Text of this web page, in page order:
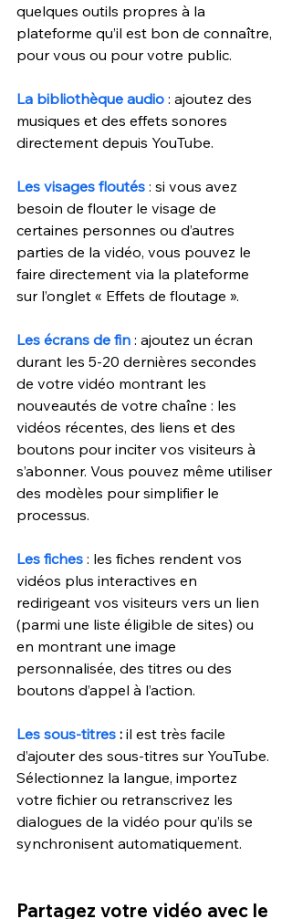
quelques outils propres à la
plateforme qu’il est bon de connaître,
pour vous ou pour votre public.
La bibliothèque audio : ajoutez des
musiques et des effets sonores
directement depuis YouTube.
Les visages floutés : si vous avez
besoin de flouter le visage de
certaines personnes ou d’autres
parties de la vidéo, vous pouvez le
faire directement via la plateforme
sur l’onglet « Effets de floutage ».
Les écrans de fin : ajoutez un écran
durant les 5-20 dernières secondes
de votre vidéo montrant les
nouveautés de votre chaîne : les
vidéos récentes, des liens et des
boutons pour inciter vos visiteurs à
s’abonner. Vous pouvez même utiliser
des modèles pour simplifier le
processus.
Les fiches : les fiches rendent vos
vidéos plus interactives en
redirigeant vos visiteurs vers un lien
(parmi une liste éligible de sites) ou
en montrant une image
personnalisée, des titres ou des
boutons d’appel à l’action.
Les sous-titres : il est très facile
d’ajouter des sous-titres sur YouTube.
Sélectionnez la langue, importez
votre fichier ou retranscrivez les
dialogues de la vidéo pour qu’ils se
synchronisent automatiquement.
Partagez votre vidéo avec le